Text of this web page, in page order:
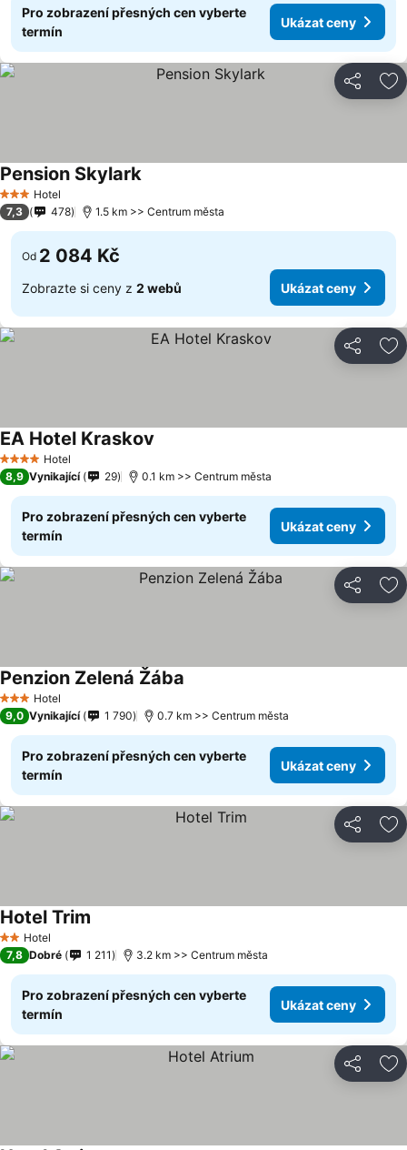
Pro zobrazení přesných cen vyberte
termín
Ukázat ceny
Sdílet
3 Počet hvězdiček
Hotel
Pension Skylark
7,3 478 1.5 km >> Centrum města
Od 2 084 Kč
Zobrazte si ceny z 2 webů Ukázat ceny
Sdílet
4 Počet hvězdiček
Hotel
EA Hotel Kraskov
8,9 Vynikající 29 0.1 km >> Centrum města
Pro zobrazení přesných cen vyberte
termín
Ukázat ceny
Sdílet
3 Počet hvězdiček
Hotel
Penzion Zelená Žába
9,0 Vynikající 1 790 0.7 km >> Centrum města
Pro zobrazení přesných cen vyberte
termín
Ukázat ceny
Sdílet
2 Počet hvězdiček
Hotel
Hotel Trim
7,8 Dobré 1 211 3.2 km >> Centrum města
Pro zobrazení přesných cen vyberte
termín
Ukázat ceny
Sdílet